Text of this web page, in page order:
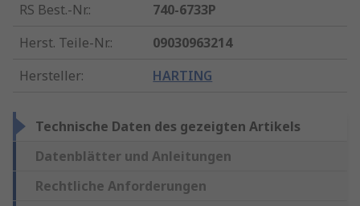
RS Best.-Nr.:
740-6733P
Herst. Teile-Nr.:
09030963214
Hersteller: HARTING
Technische Daten des gezeigten Artikels
Datenblätter und Anleitungen
Rechtliche Anforderungen